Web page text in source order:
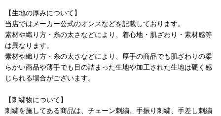
【生地の厚みについて】
当店ではメーカー公式のオンスなどを記載しております。
素材や織り方・糸の太さなどにより、着心地・肌ざわり・素材感等
は異なります。
素材や織り方・糸の太さなどにより、厚手の商品でも肌ざわりの柔
らかい商品や薄手でも目の詰まった生地や加工された生地は硬く感
じられる場合がございます。
【刺繍物について】
刺繍を施してある商品は、チェーン刺繍、手振り刺繍、手差し刺繍